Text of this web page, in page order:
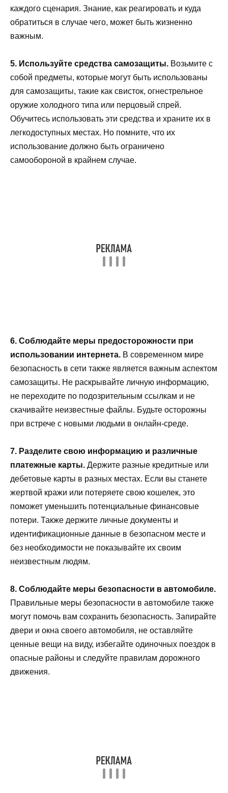
каждого сценария. Знание, как реагировать и куда
обратиться в случае чего, может быть жизненно
важным.
5. Используйте средства самозащиты. Возьмите с
собой предметы, которые могут быть использованы
для самозащиты, такие как свисток, огнестрельное
оружие холодного типа или перцовый спрей.
Обучитесь использовать эти средства и храните их в
легкодоступных местах. Но помните, что их
использование должно быть ограничено
самообороной в крайнем случае.
6. Соблюдайте меры предосторожности при
использовании интернета. В современном мире
безопасность в сети также является важным аспектом
самозащиты. Не раскрывайте личную информацию,
не переходите по подозрительным ссылкам и не
скачивайте неизвестные файлы. Будьте осторожны
при встрече с новыми людьми в онлайн-среде.
7. Разделите свою информацию и различные
платежные карты. Держите разные кредитные или
дебетовые карты в разных местах. Если вы станете
жертвой кражи или потеряете свою кошелек, это
поможет уменьшить потенциальные финансовые
потери. Также держите личные документы и
идентификационные данные в безопасном месте и
без необходимости не показывайте их своим
неизвестным людям.
8. Соблюдайте меры безопасности в автомобиле.
Правильные меры безопасности в автомобиле также
могут помочь вам сохранить безопасность. Запирайте
двери и окна своего автомобиля, не оставляйте
ценные вещи на виду, избегайте одиночных поездок в
опасные районы и следуйте правилам дорожного
движения.